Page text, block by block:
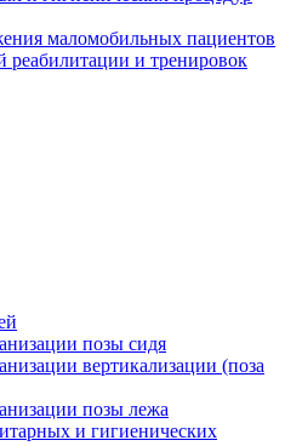
маломобильных пациентов
и тренировок
позы сидя
вертикализации (поза
позы лежа
и гигиенических